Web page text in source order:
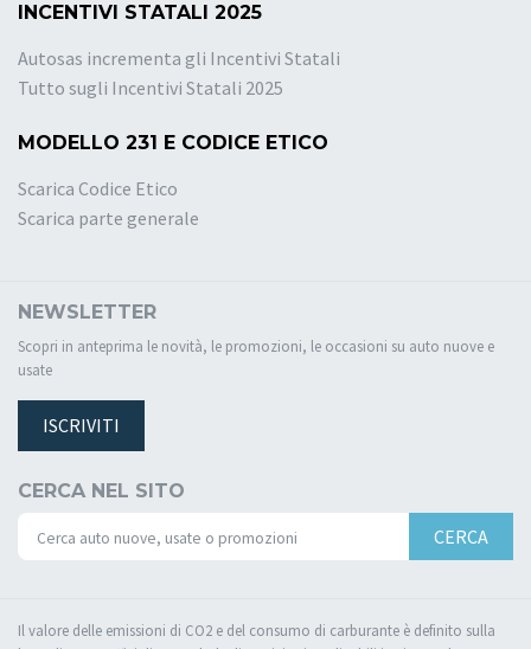
INCENTIVI STATALI 2025
Autosas incrementa gli Incentivi Statali
Tutto sugli Incentivi Statali 2025
MODELLO 231 E CODICE ETICO
Scarica Codice Etico
Scarica parte generale
NEWSLETTER
Scopri in anteprima le novità, le promozioni, le occasioni su auto nuove e
usate
ISCRIVITI
CERCA NEL SITO
CERCA
Il valore delle emissioni di CO2 e del consumo di carburante è definito sulla